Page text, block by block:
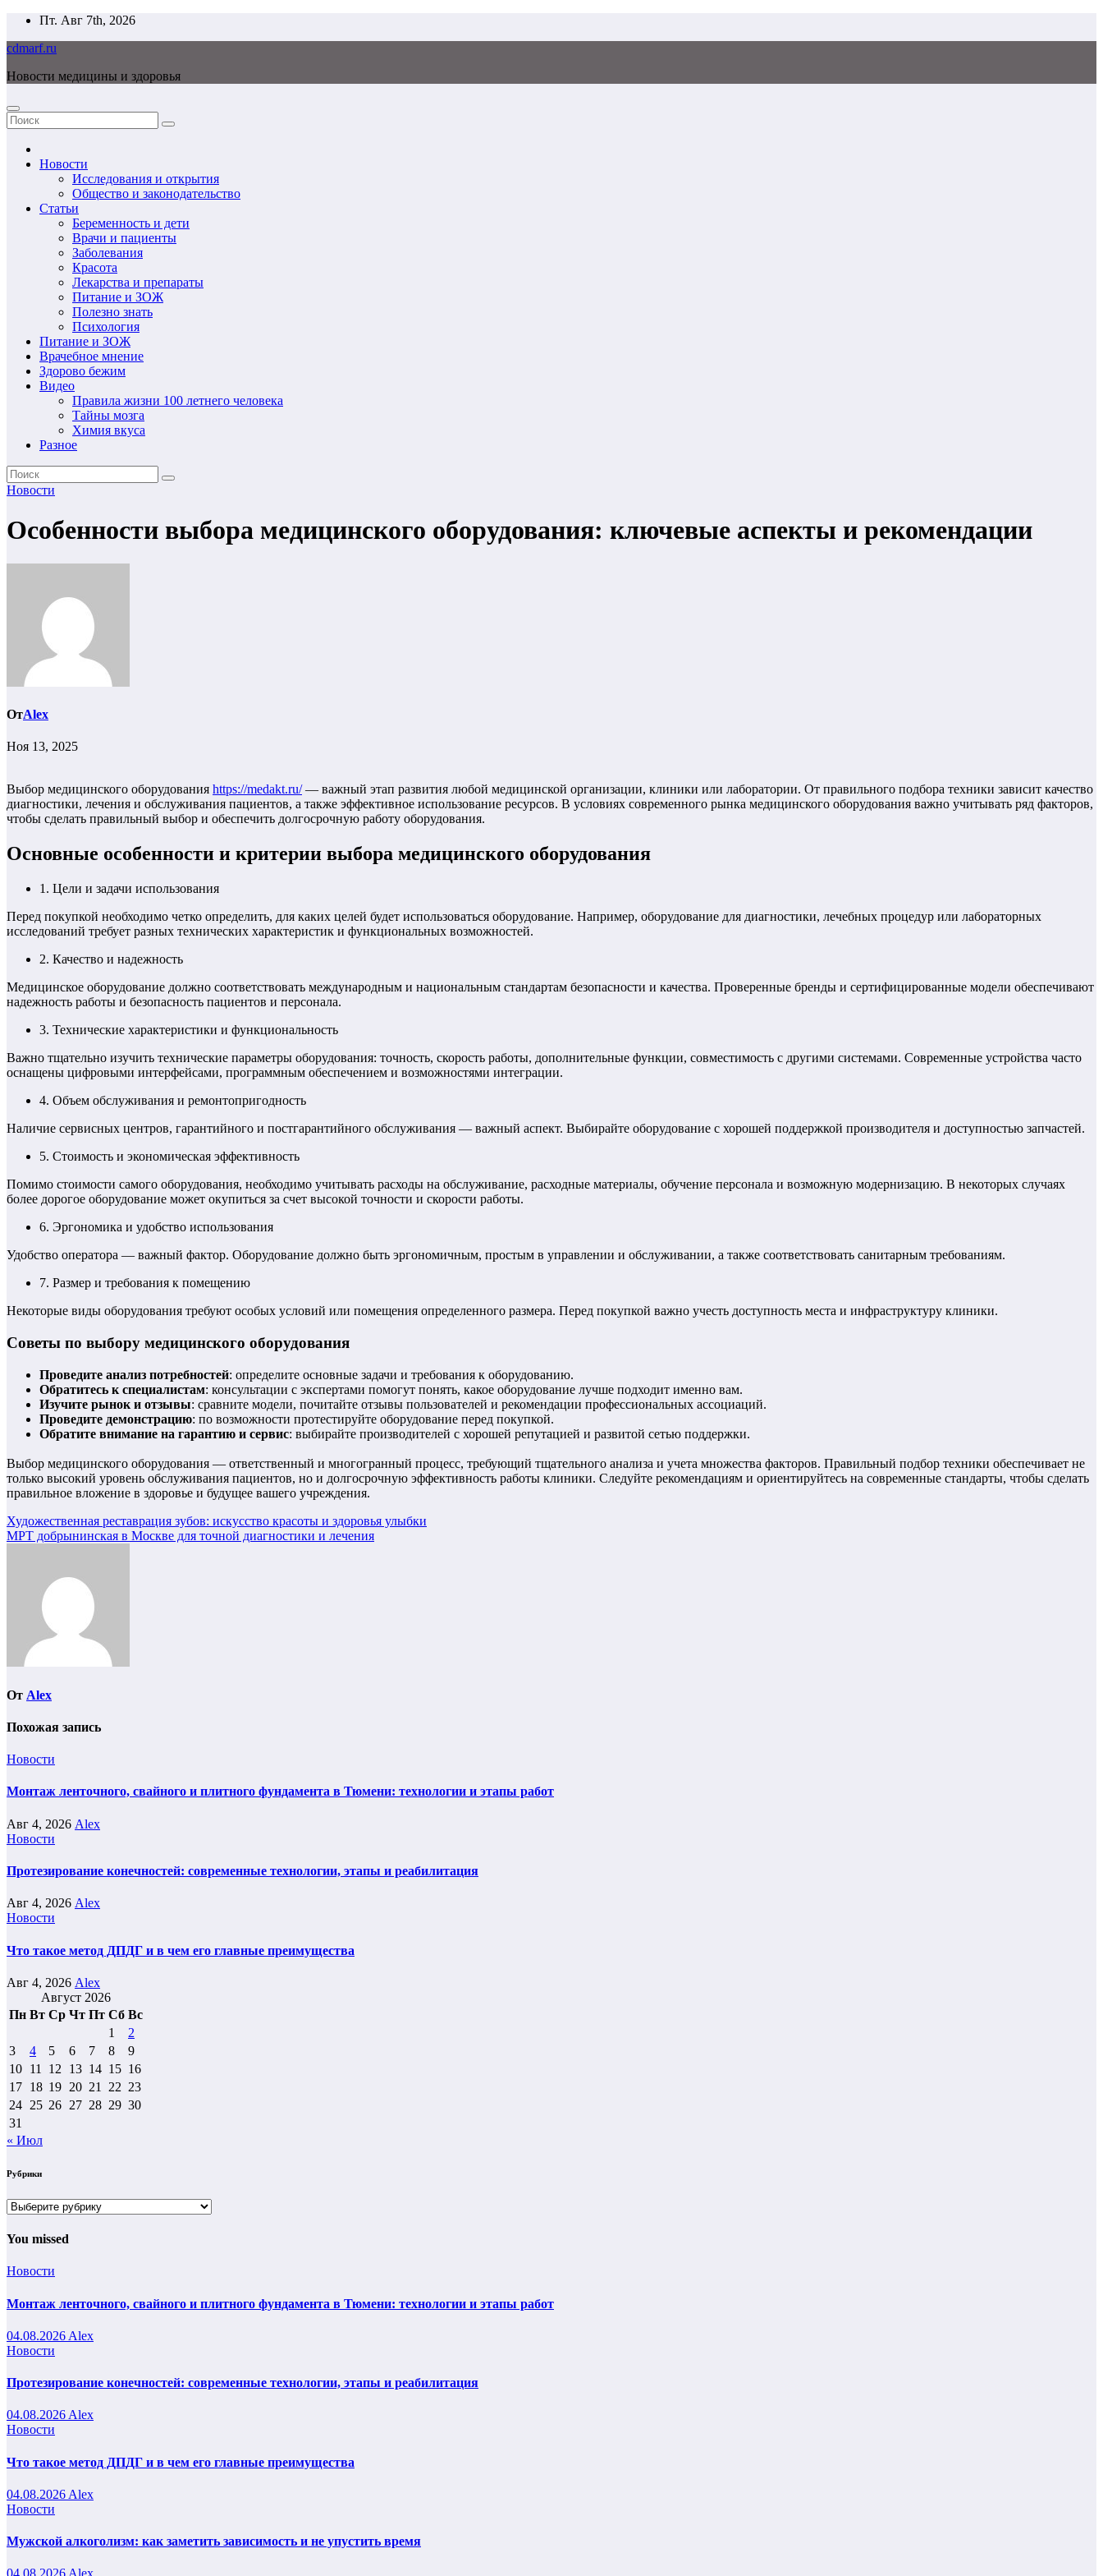
Перейти
содержимому
Пт. Авг 7th, 2026
cdmarf.ru
Новости медицины и здоровья
Новости
Исследования и открытия
Общество и законодательство
Статьи
Беременность и дети
Врачи и пациенты
Заболевания
Красота
Лекарства и препараты
Питание и ЗОЖ
Полезно знать
Психология
Питание и ЗОЖ
Врачебное мнение
Здорово бежим
Видео
Правила жизни 100 летнего человека
Тайны мозга
Химия вкуса
Разное
Новости
Особенности выбора медицинского оборудования: ключевые аспекты и рекомендации
ОтAlex
Ноя 13, 2025
Выбор медицинского оборудования https://medakt.ru/— важный этап развития любой медицинской организации, клиники или лаборатории. От правильного подбора техники зависит качество
диагностики, лечения и обслуживания пациентов, а также эффективное использование ресурсов. В условиях современного рынка медицинского оборудования важно учитывать ряд факторов,
чтобы сделать правильный выбор и обеспечить долгосрочную работу оборудования.
Основные особенности и критерии выбора медицинского оборудования
1. Цели и задачи использования
Перед покупкой необходимо четко определить, для каких целей будет использоваться оборудование. Например, оборудование для диагностики, лечебных процедур или лабораторных
исследований требует разных технических характеристик и функциональных возможностей.
2. Качество и надежность
Медицинское оборудование должно соответствовать международным и национальным стандартам безопасности и качества. Проверенные бренды и сертифицированные модели обеспечивают
надежность работы и безопасность пациентов и персонала.
3. Технические характеристики и функциональность
Важно тщательно изучить технические параметры оборудования: точность, скорость работы, дополнительные функции, совместимость с другими системами. Современные устройства часто
оснащены цифровыми интерфейсами, программным обеспечением и возможностями интеграции.
4. Объем обслуживания и ремонтопригодность
Наличие сервисных центров, гарантийного и постгарантийного обслуживания — важный аспект. Выбирайте оборудование с хорошей поддержкой производителя и доступностью запчастей.
5. Стоимость и экономическая эффективность
Помимо стоимости самого оборудования, необходимо учитывать расходы на обслуживание, расходные материалы, обучение персонала и возможную модернизацию. В некоторых случаях
более дорогое оборудование может окупиться за счет высокой точности и скорости работы.
6. Эргономика и удобство использования
Удобство оператора — важный фактор. Оборудование должно быть эргономичным, простым в управлении и обслуживании, а также соответствовать санитарным требованиям.
7. Размер и требования к помещению
Некоторые виды оборудования требуют особых условий или помещения определенного размера. Перед покупкой важно учесть доступность места и инфраструктуру клиники.
Советы по выбору медицинского оборудования
Проведите анализ потребностей: определите основные задачи и требования к оборудованию.
Обратитесь к специалистам: консультации с экспертами помогут понять, какое оборудование лучше подходит именно вам.
Изучите рынок и отзывы: сравните модели, почитайте отзывы пользователей и рекомендации профессиональных ассоциаций.
Проведите демонстрацию: по возможности протестируйте оборудование перед покупкой.
Обратите внимание на гарантию и сервис: выбирайте производителей с хорошей репутацией и развитой сетью поддержки.
Выбор медицинского оборудования — ответственный и многогранный процесс, требующий тщательного анализа и учета множества факторов. Правильный подбор техники обеспечивает не
только высокий уровень обслуживания пациентов, но и долгосрочную эффективность работы клиники. Следуйте рекомендациям и ориентируйтесь на современные стандарты, чтобы сделать
правильное вложение в здоровье и будущее вашего учреждения.
Навигация
по
Художественная реставрация зубов: искусство красоты и здоровья улыбки
МРТ добрынинская в Москве для точной диагностики и лечения
От Alex
Похожая запись
Новости
Монтаж ленточного, свайного и плитного фундамента в Тюмени: технологии и этапы работ
Авг 4, 2026 Alex
Новости
Протезирование конечностей: современные технологии, этапы и реабилитация
Авг 4, 2026 Alex
Новости
Что такое метод ДПДГ и в чем его главные преимущества
Авг 4, 2026 Alex
Август 2026
Пн Вт Ср Чт Пт Сб Вс
1
2
3
4 5 6 7 8
9
10 11 12 13 14 15 16
17 18 19 20 21 22 23
24 25 26 27 28 29 30
31
« Июл
Рубрики
Рубрики
You missed
Новости
Монтаж ленточного, свайного и плитного фундамента в Тюмени: технологии и этапы работ
04.08.2026 Alex
Новости
Протезирование конечностей: современные технологии, этапы и реабилитация
04.08.2026 Alex
Новости
Что такое метод ДПДГ и в чем его главные преимущества
04.08.2026 Alex
Новости
Мужской алкоголизм: как заметить зависимость и не упустить время